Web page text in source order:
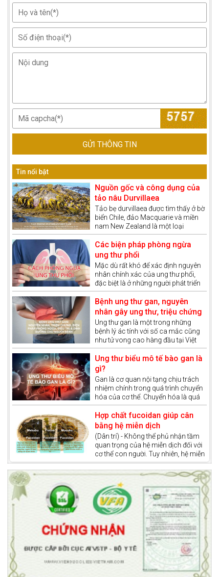
GỬI THÔNG TIN
Tin nổi bật
Nguồn gốc và công dụng của
tảo nâu Durvillaea
Tảo bẹ durvillaea được tìm thấy ở bờ
biển Chile, đảo Macquarie và miền
nam New Zealand là một loại
tảo.được biết đến lần đầu tiên vào
năm 1822. Sau đó đến năm 1892,
nó được đặt tên là Durvillaea Nam
Cực. Cái tên này được đặt để tưởng
nhớ Jules Dumont d'urville
Các biện pháp phòng ngừa
ung thư phổi
Mặc dù rất khó để xác định nguyên
nhân chính xác của ung thư phổi,
đặc biệt là ở những người phát triển
ung thư phổi mà không có bất kỳ
yếu tố nguy cơ nào được biết đến.
Tuy nhiên, có một số yếu tố liên
quan đến lối sống làm tăng nguy cơ
phát triển ung thư phổi và trên cơ sở
đó, chúng ta sẽ có cách phòng
ngừa căn bệnh này.
Bệnh ung thư gan, nguyên
nhân gây ung thư, triệu chứng
và phương pháp điều trị ung
thư gan
Ung thư gan là một trong những
bệnh lý ác tính với số ca mắc cũng
như tử vong cao hàng đầu tại Việt
Nam. Bệnh đang có xu hướng ngày
càng trẻ hóa, đe dọa tính mạng của
hàng triệu người nếu không được
phát hiện sớm và có phác đồ điều trị
phù hợp.
Ung thư biểu mô tế bào gan là
gì?
Gan là cơ quan nội tạng chịu trách
nhiệm chính trong quá trình chuyển
hóa của cơ thể. Chuyển hóa là quá
trình cơ thể chuyển đổi thức ăn, chất
dinh dưỡng thành năng lượng và các
hợp chất cần thiết cho sự sống. Gan
còn được xem như một “nhà máy xử
lý hóa chất” của cơ thể, giúp thải độc
tố và tổng hợp các chất quan trọng
như dịch mật, glycogen và protein
Hợp chất fucoidan giúp cân
bằng hệ miễn dịch
(Dân trí) - Không thể phủ nhận tầm
quan trọng của hệ miễn dịch đối với
cơ thể con người. Tuy nhiên, hệ miễn
dịch còn đóng vai trò quan trọng
trong việc điều trị ung thư và góp
phần tăng khả năng chiến thắng
bệnh.